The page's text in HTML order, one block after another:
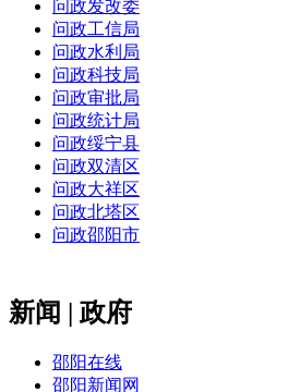
问政发改委
问政工信局
问政水利局
问政科技局
问政审批局
问政统计局
问政绥宁县
问政双清区
问政大祥区
问政北塔区
问政邵阳市
新闻 | 政府
邵阳在线
邵阳新闻网